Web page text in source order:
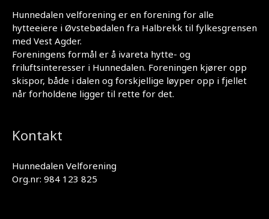
Hunnedalen velforening er en forening for alle
hytteeiere i Øvstebødalen fra Halbrekk til fylkesgrensen
med Vest Agder.
Foreningens formål er å ivareta hytte- og
friluftsinteresser i Hunnedalen. Foreningen kjører opp
skispor, både i dalen og forskjellige løyper opp i fjellet
når forholdene ligger til rette for det.
Kontakt
Hunnedalen Velforening
Org.nr: 984 123 825